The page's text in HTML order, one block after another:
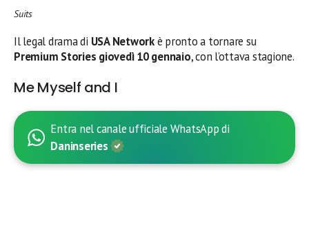
Suits
Il legal drama di USA Networkè pronto a tornare su
Premium Stories giovedì 10 gennaio, con l’ottava stagione.
Me Myself and I
Entra nel canale ufficiale WhatsApp di
Daninseries